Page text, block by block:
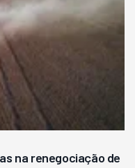
na renegociação de